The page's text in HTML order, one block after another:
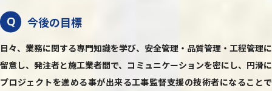
Q 今後の目標
日々、業務に関する専門知識を学び、安全管理・品質管理・工程管理に
留意し、発注者と施工業者間で、コミュニケーションを密にし、円滑に
プロジェクトを進める事が出来る工事監督支援の技術者になることで